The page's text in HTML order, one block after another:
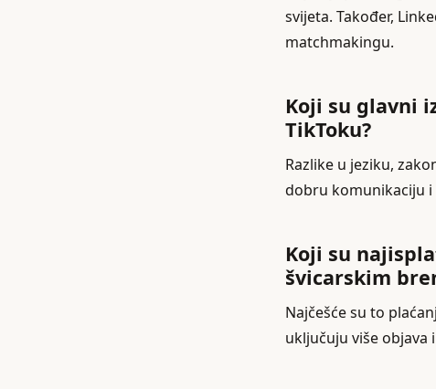
svijeta. Također,
matchmakingu.
Koji su glavni
TikToku?
Razlike u jeziku,
dobru komunikaciju i
Koji su
švicarskim
Najčešće su to
uključuju više